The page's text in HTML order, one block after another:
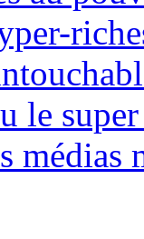
le
médias